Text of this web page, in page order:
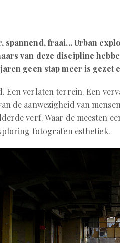
spannend, fraai... Urban
van deze discipline
geen stap meer is gezet
Een verlaten terrein. Een
de aanwezigheid van
verf. Waar de meesten
fotografen esthetiek.